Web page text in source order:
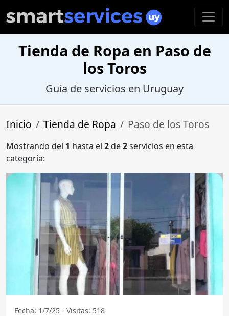
Tienda de Ropa en Paso de
los Toros
Guía de servicios en Uruguay
Inicio Tienda de Ropa Paso de los Toros
Mostrando del 1 hasta el 2de2servicios en esta
categoría:
Fecha: 1/7/25 - Visitas: 518